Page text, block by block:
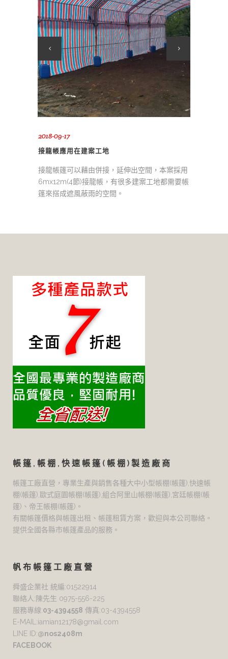
2018-09-17
接龍帳應用在建案工地
接龍帳篷可以藉由併接，延伸出空間，本案採用
6mx12m(4節)接龍帳，有很多建案工地都需要帳
篷來搭成遮風蔽雨的空間。
帳篷,帳棚,快速帳篷(帳棚)製造廠商
帳篷工廠直營，專業生產與銷售各種大中小型帳棚(帳篷),快速帳
棚(帳篷),歐式庭園帳棚(帳篷),組合阿里山帳棚(帳篷),宮廷帳棚(帳
篷)、帝王帳棚(帳篷)。
有關帳篷價格與帳篷出租、帳篷租賃方案，歡迎與本公司聯絡。
提供全國各縣市帳篷產品的服務。
帆布帳篷工廠直營
舜盛企業社 統編:01522914
聯絡人:陳先生 0975-556-225
服務專線:03-4394558 傳真:03-4394558
E-MAIL:iamian12178@gmail.com
LINE ID:@nos2408m
FACEBOOK